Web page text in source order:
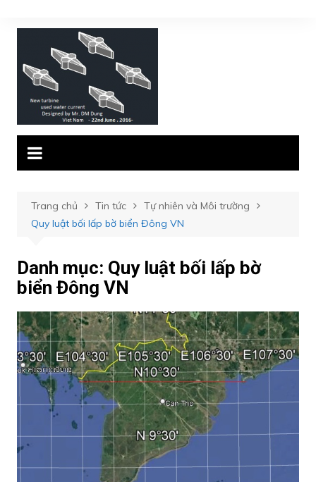
đến
Trang chủ Tin tức
Tự nhiên và Môi trường
Quy luật bối lấp bờ biển Đông VN
Danh mục: Quy luật bối lấp bờ
biển Đông VN